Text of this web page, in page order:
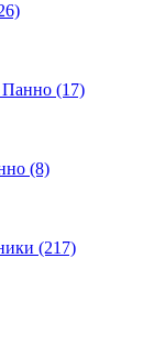
(17)
(8)
(217)